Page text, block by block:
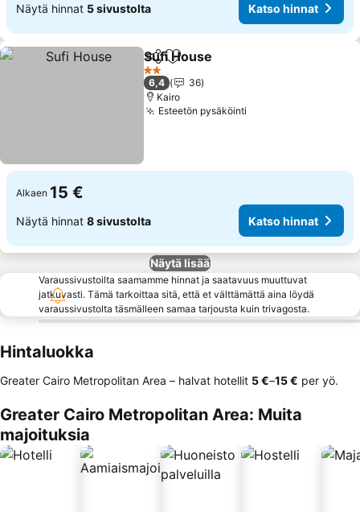
Näytä hinnat 5 sivustolta Katso hinnat
Jaa Lisää suosikkeihin
Sufi House
2 Tähtiluokitus
6,4
36
Kairo
Esteetön pysäköinti
Alkaen 15 €
Näytä hinnat 8 sivustolta Katso hinnat
Näytä lisää
Varaussivustoilta saamamme hinnat ja saatavuus muuttuvat
jatkuvasti. Tämä tarkoittaa sitä, että et välttämättä aina löydä
varaussivustolta täsmälleen samaa tarjousta kuin trivagosta.
Hintaluokka
Greater Cairo Metropolitan Area – halvat hotellit ‎5 €–‎15 € per yö.
Greater Cairo Metropolitan Area: Muita
majoituksia